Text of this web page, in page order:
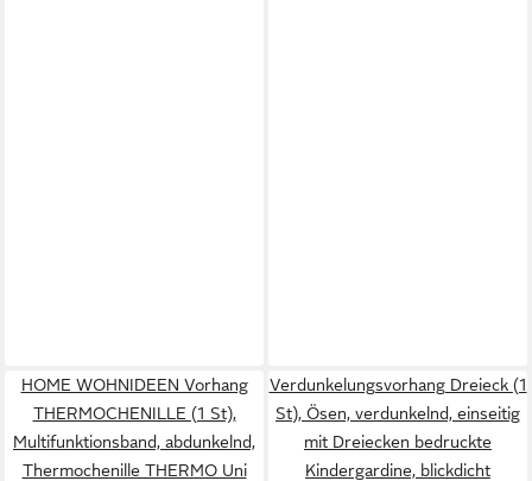
HOME WOHNIDEEN Vorhang
THERMOCHENILLE (1 St),
Multifunktionsband, abdunkelnd,
Thermochenille THERMO Uni
Verdunkelungsvorhang Dreieck (1
St), Ösen, verdunkelnd, einseitig
mit Dreiecken bedruckte
Kindergardine, blickdicht